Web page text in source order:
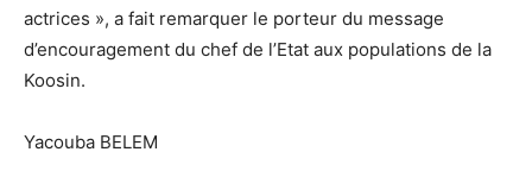
actrices », a fait remarquer le porteur du message
d’encouragement du chef de l’Etat aux populations de la
Koosin.
Yacouba BELEM